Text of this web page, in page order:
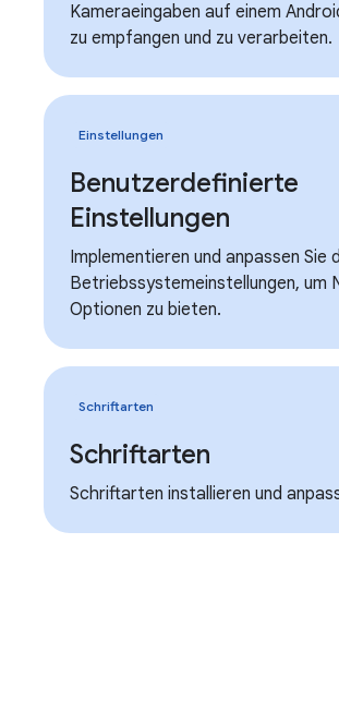
Kameraeingaben auf einem
zu empfangen und zu verarbeiten.
Einstellungen
Benutzerdefinierte
Einstellungen
Implementieren und anpassen Sie
Betriebssystemeinstellungen, um
Optionen zu bieten.
Schriftarten
Schriftarten
Schriftarten installieren und